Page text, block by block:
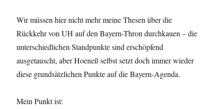
Wir müssen hier nicht mehr meine Thesen über die
Rückkehr von UH auf den Bayern-Thron durchkauen – die
unterschiedlichen Standpunkte sind erschöpfend
ausgetauscht, aber Hoeneß selbst setzt doch immer wieder
diese grundsätzlichen Punkte auf die Bayern-Agenda.
Mein Punkt ist: